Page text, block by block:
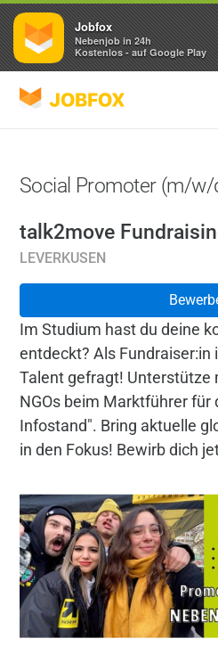
JOBFOX
Social Promoter (m/w/
talk2move
LEVERKUSEN
Im Studium hast du deine
entdeckt? Als
Talent gefragt! Unterstütze
NGOs beim Marktführer für
Infostand". Bring aktuelle
in den Fokus! Bewirb dich
Jobfox
Nebenjob in 24h
Kostenlos - auf Google Play